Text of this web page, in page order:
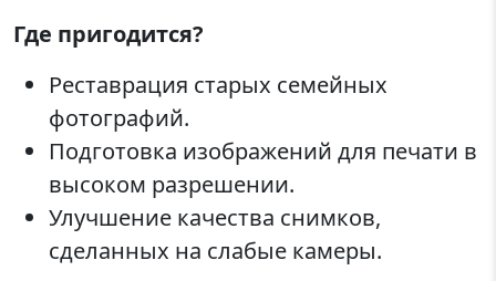
Где пригодится?
Реставрация старых семейных
фотографий.
Подготовка изображений для печати в
высоком разрешении.
Улучшение качества снимков,
сделанных на слабые камеры.